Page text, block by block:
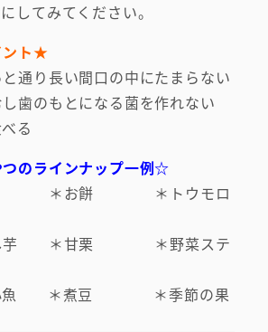
してみてください。
ント★
と通り長い間口の中にたまらない
し歯のもとになる菌を作れない
る
のラインナップ一例☆
＊お餅 ＊トウモロ
し芋 ＊甘栗 ＊野菜ステ
小魚 ＊煮豆 ＊季節の果